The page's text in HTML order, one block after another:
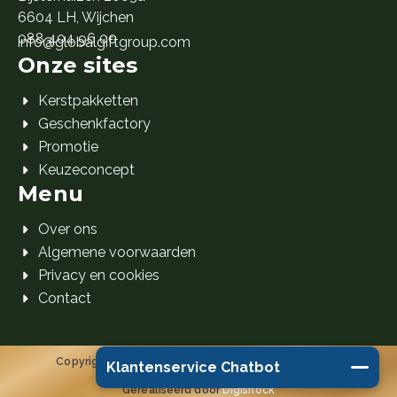
6604 LH, Wijchen
088 404 96 00
info@globalgiftgroup.com
Onze sites
Kerstpakketten
Geschenkfactory
Promotie
Keuzeconcept
Menu
Over ons
Algemene voorwaarden
Privacy en cookies
Contact
Copyright 2026 Global Gift Group B.V. © Alle rechten
voorbehouden.
Gerealiseerd doorDigishock
Klantenservice Chatbot